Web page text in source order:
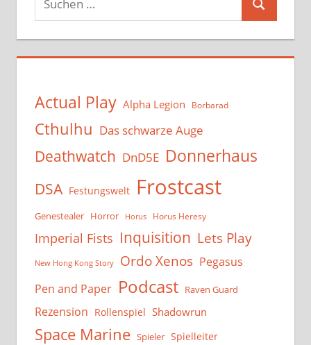
nach:
Suchen
Actual Play Alpha Legion Borbarad
Cthulhu Das schwarze Auge
Deathwatch DnD5E Donnerhaus
DSA Festungswelt Frostcast
Genestealer Horror Horus Horus Heresy
Imperial Fists Inquisition Lets Play
New Hong Kong Story Ordo Xenos Pegasus
Pen and Paper Podcast Raven Guard
Rezension Rollenspiel Shadowrun
Space Marine Spieler Spielleiter